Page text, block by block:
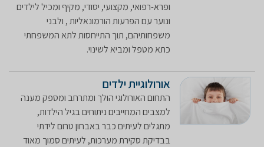
ופרא-רפואי, מקצועי, יסודי, מקיף ומכיל לילדים
ונוער עם הפרעות הורמונאליות , ולבני
משפחותיהם, תוך התייחסות לתא המשפחתי
כתא מטפל ומביא לשינוי.
אורולוגיית ילדים
התחום האורולוגי הולך ומתרחב ומספק מענה
למצבים המחייבים ניתוחים בגיל הילדות,
מתגלים לעיתים כבר באבחון טרום לידתי
בבדיקת סקירת מערכות, לעיתים סמוך מאוד